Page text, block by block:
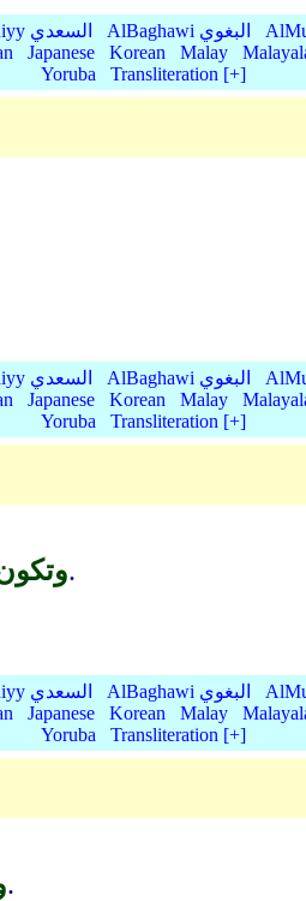
AsSaadiyy السعدي AlBaghawi البغوي
Japanese Korean Malay
Yoruba
Transliteration [+]
AsSaadiyy السعدي AlBaghawi البغوي
Japanese Korean Malay
Yoruba
Transliteration [+]
كالصوف في الخفة والطيران بالريح.
AsSaadiyy السعدي AlBaghawi البغوي
Japanese Korean Malay
Yoruba
Transliteration [+]
قريب قريبه لاشتغال كل بحاله.